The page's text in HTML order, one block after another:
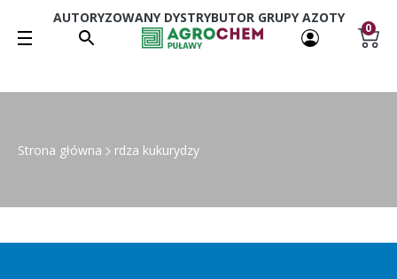
AUTORYZOWANY DYSTRYBUTOR GRUPY AZOTY
0
Strona główna rdza kukurydzy